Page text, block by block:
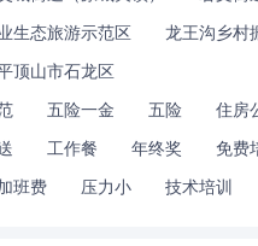
生态旅游示范区 龙王沟乡村
顶山市石龙区
五险一金 五险 住房
工作餐 年终奖 免费
班费 压力小 技术培训